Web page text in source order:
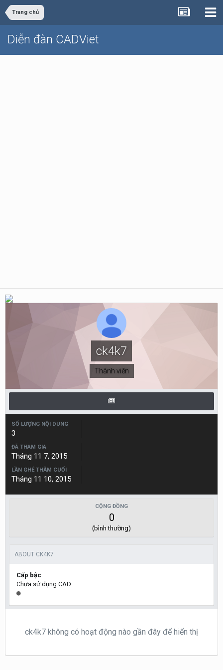
Trang chủ
Diễn đàn CADViet
ck4k7
Thành viên
SỐ LƯỢNG NỘI DUNG
3
ĐÃ THAM GIA
Tháng 11 7, 2015
LẦN GHÉ THĂM CUỐI
Tháng 11 10, 2015
CỘNG ĐỒNG
0
(bình thường)
ABOUT CK4K7
Cấp bậc
Chưa sử dụng CAD
ck4k7 không có hoạt động nào gần đây để hiển thị